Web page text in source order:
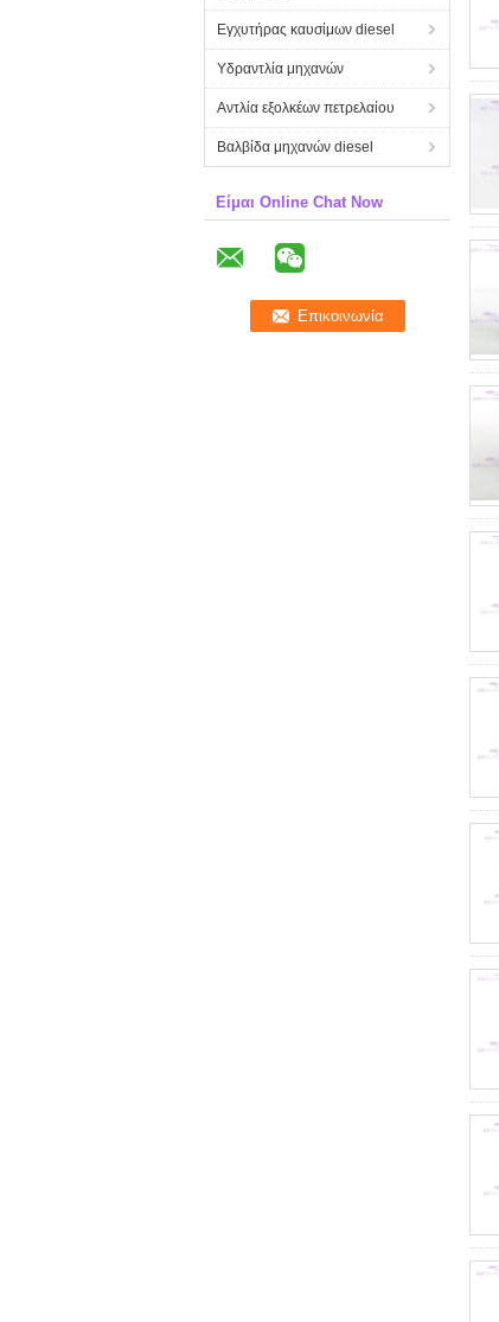
Εγχυτήρας καυσίμων diesel
Υδραντλία μηχανών
Αντλία εξολκέων πετρελαίου
Βαλβίδα μηχανών diesel
Είμαι Online Chat Now